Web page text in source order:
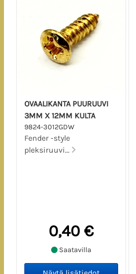
OVAALIKANTA PUURUUVI
3MM X 12MM KULTA
9824-3012GDW
Fender -style
pleksiruuvi...
0,40 €
Saatavilla